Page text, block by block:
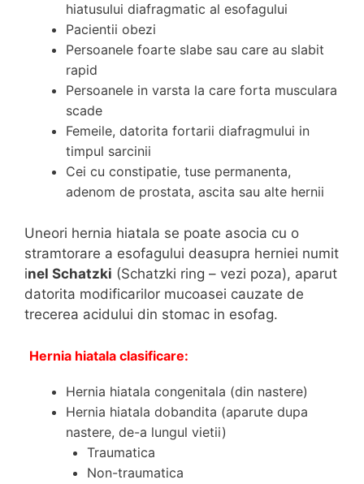
hiatusului diafragmatic al esofagului
Pacientii obezi
Persoanele foarte slabe sau care au slabit
rapid
Persoanele in varsta la care forta musculara
scade
Femeile, datorita fortarii diafragmului in
timpul sarcinii
Cei cu constipatie, tuse permanenta,
adenom de prostata, ascita sau alte hernii
Uneori hernia hiatala se poate asocia cu o
stramtorare a esofagului deasupra herniei numit
inel Schatzki (Schatzki ring – vezi poza), aparut
datorita modificarilor mucoasei cauzate de
trecerea acidului din stomac in esofag.
Hernia hiatala clasificare:
Hernia hiatala congenitala (din nastere)
Hernia hiatala dobandita (aparute dupa
nastere, de-a lungul vietii)
Traumatica
Non-traumatica